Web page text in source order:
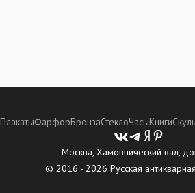
ПлакатыФарфорБронзаСтеклоЧасыКниги
Москва, Хамовнический вал,
© 2016 - 2026 Русская